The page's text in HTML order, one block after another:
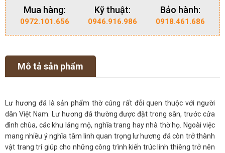
Mua hàng:
0972.101.656
Kỹ thuật:
0946.916.986
Bảo hành:
0918.461.686
Mô tả sản phẩm
Lư hương đá là sản phẩm thờ cúng rất đỗi quen thuộc với người
dân Việt Nam. Lư hương đá thường được đặt trong sân, trước cửa
đình chùa, các khu lăng mộ, nghĩa trang hay nhà thờ họ. Ngoài việc
mang nhiều ý nghĩa tâm linh quan trọng lư hương đá còn trở thành
vật trang trí giúp cho những công trình kiến trúc linh thiêng trở nên